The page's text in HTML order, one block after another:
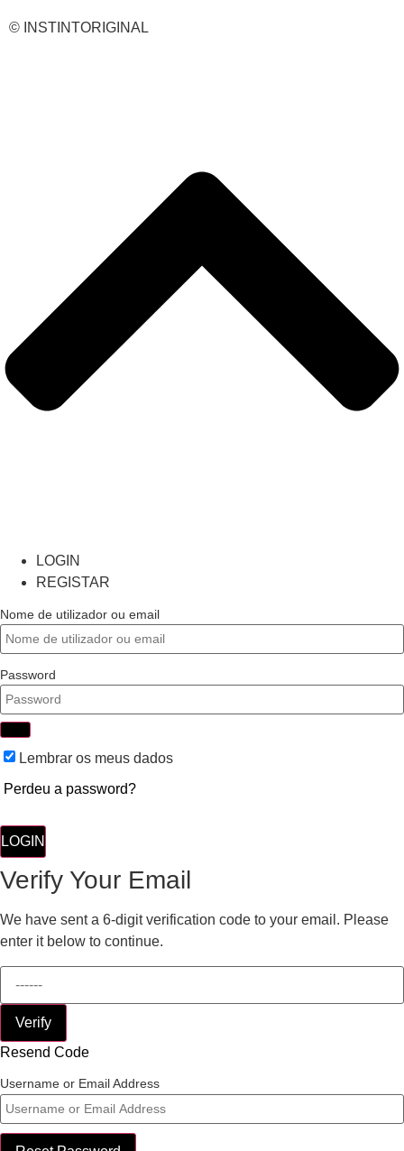
© INSTINTORIGINAL
LOGIN
REGISTAR
Nome de utilizador ou email
Password
Lembrar os meus dados
Perdeu a password?
LOGIN
Verify Your Email
We have sent a 6-digit verification code to your email. Please
enter it below to continue.
Verify
Resend Code
Username or Email Address